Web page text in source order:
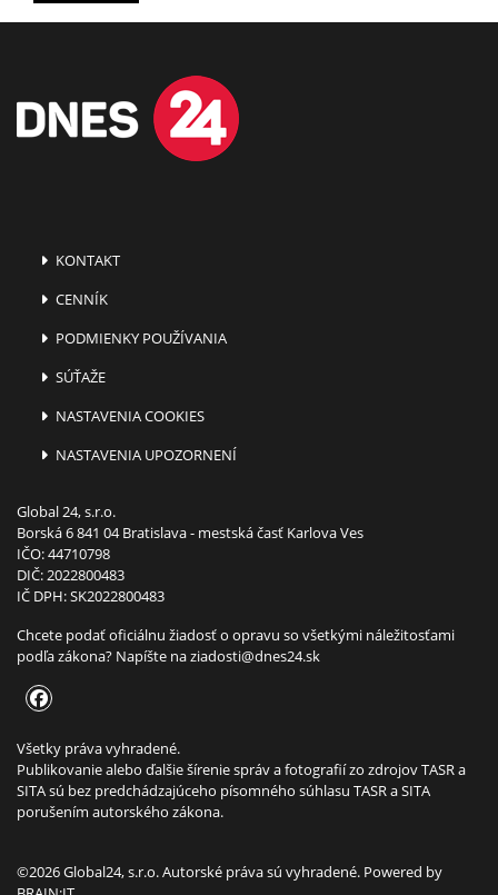
KONTAKT
CENNÍK
PODMIENKY POUŽÍVANIA
SÚŤAŽE
NASTAVENIA COOKIES
NASTAVENIA UPOZORNENÍ
Global 24, s.r.o.
Borská 6 841 04 Bratislava - mestská časť Karlova Ves
IČO: 44710798
DIČ: 2022800483
IČ DPH: SK2022800483
Chcete podať oficiálnu žiadosť o opravu so všetkými náležitosťami
podľa zákona? Napíšte naziadosti@dnes24.sk
Všetky práva vyhradené.
Publikovanie alebo ďalšie šírenie správ a fotografií zo zdrojov TASR a
SITA sú bez predchádzajúceho písomného súhlasu TASR a SITA
porušením autorského zákona.
©2026 Global24, s.r.o. Autorské práva sú vyhradené. Powered by